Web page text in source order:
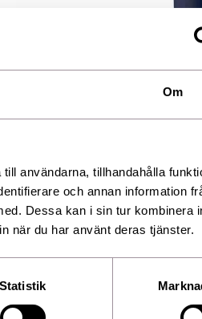
Om
användarna, tillhandahålla
och annan information
Dessa kan i sin tur kombinera
när du har använt deras tjänster.
Statistik